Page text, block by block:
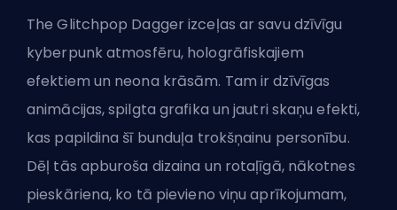
The Glitchpop Dagger izceļas ar savu dzīvīgu
kyberpunk atmosfēru, hologrāfiskajiem
efektiem un neona krāsām. Tam ir dzīvīgas
animācijas, spilgta grafika un jautri skaņu efekti,
kas papildina šī bunduļa trokšņainu personību.
Dēļ tās apburoša dizaina un rotaļīgā, nākotnes
pieskāriena, ko tā pievieno viņu aprīkojumam,